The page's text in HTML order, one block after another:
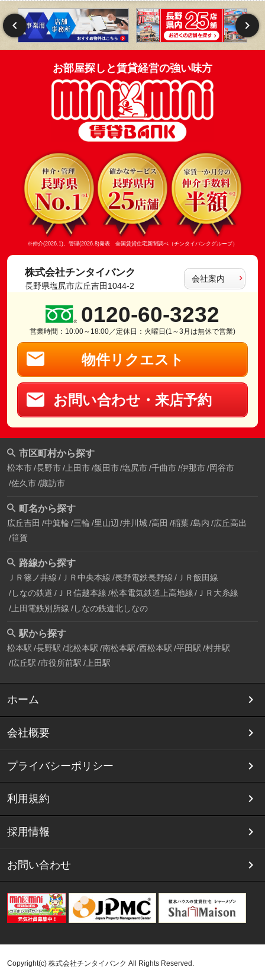
お部屋探しと賃貸経営の強い味方
※仲介(2026.1)、管理(2026.8)発表 全国賃貸住宅新聞調べ（チンタイバンクグループ）
株式会社チンタイバンク
長野県塩尻市広丘吉田1044-2
会社案内
0120-60-3232
営業時間：10:00～18:00／定休日：火曜日(1～3月は無休で営業)
物件リクエスト
お問い合わせ・来店予約
市区町村から探す
松本市 長野市 上田市 飯田市 塩尻市 千曲市 伊那市 岡谷市
佐久市 諏訪市
町名から探す
広丘吉田 中箕輪 三輪 里山辺 井川城 高田 稲葉 島内 広丘高出
笹賀
路線から探す
ＪＲ篠ノ井線 ＪＲ中央本線 長野電鉄長野線 ＪＲ飯田線
しなの鉄道 ＪＲ信越本線 松本電気鉄道上高地線
ＪＲ大糸線
上田電鉄別所線 しなの鉄道北しなの
駅から探す
松本駅 長野駅 北松本駅 南松本駅 西松本駅 平田駅 村井駅
広丘駅 市役所前駅 上田駅
ホーム
会社概要
プライバシーポリシー
利用規約
採用情報
お問い合わせ
Copyright(c) 株式会社チンタイバンク All Rights Reserved.